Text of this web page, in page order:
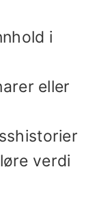
i
eller
verdi